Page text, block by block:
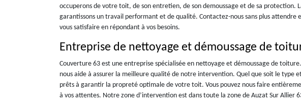
occuperons de votre toit, de son entretien, de son demoussage et de sa protection.
garantissons un travail performant et de qualité. Contactez-nous sans plus attendre
vous satisfaire en répondant à vos besoins.
Entreprise de nettoyage et démoussage de
Couverture 63 est une entreprise spécialisée en nettoyage et démoussage de
nous aide à assurer la meilleure qualité de notre intervention. Quel que soit le type
prêts à garantir la propreté optimale de votre toit. Vous pouvez nous faire
à vos attentes. Notre zone d’intervention est dans toute la zone de Auzat Sur Allier